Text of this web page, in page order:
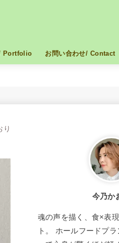
Portfolio お問い合わせ/ Contact
り
今乃か
魂の声を描く、食×表
ト。 ホールフードプ